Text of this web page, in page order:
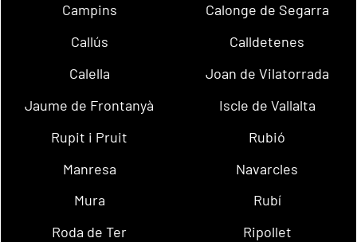
Campins
Calonge de Segarra
Callús
Calldetenes
Calella
Joan de Vilatorrada
Jaume de Frontanyà
Iscle de Vallalta
Rupit i Pruit
Rubió
Manresa
Navarcles
Mura
Rubí
Roda de Ter
Ripollet